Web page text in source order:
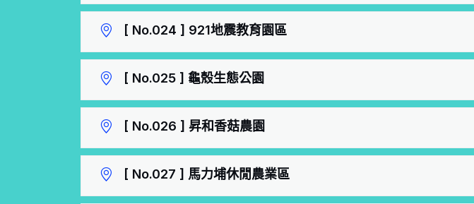
[ No.024 ] 921地震教育園區
[ No.025 ] 龜殼生態公園
[ No.026 ] 昇和香菇農園
[ No.027 ] 馬力埔休閒農業區